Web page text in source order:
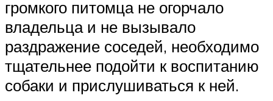
громкого питомца не огорчало
владельца и не вызывало
раздражение соседей, необходимо
тщательнее подойти к воспитанию
собаки и прислушиваться к ней.